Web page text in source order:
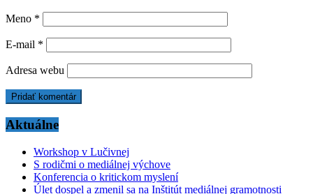
Meno *
E-mail *
Adresa webu
Aktuálne
Workshop v Lučivnej
S rodičmi o mediálnej výchove
Konferencia o kritickom myslení
Úlet dospel a zmenil sa na Inštitút mediálnej gramotnosti